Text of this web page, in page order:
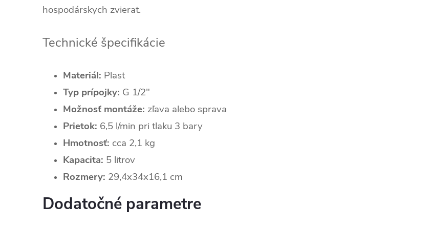
hospodárskych zvierat.
Technické špecifikácie
Materiál: Plast
Typ prípojky: G 1/2"
Možnosť montáže: zľava alebo sprava
Prietok: 6,5 l/min pri tlaku 3 bary
Hmotnosť: cca 2,1 kg
Kapacita: 5 litrov
Rozmery: 29,4x34x16,1 cm
Dodatočné parametre